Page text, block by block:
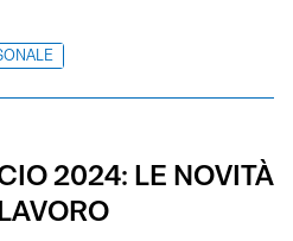
2024: LE NOVITÀ